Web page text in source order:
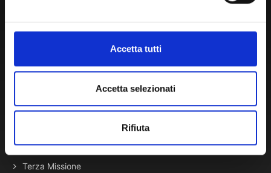
Accetta tutti
Accetta selezionati
Rifiuta
Atti di Notifica
Autovalutazione, valutazione e accr.
Nucleo di Valutazione
Bacheca di Ateneo - Bandi e Concorsi
Gare Telematiche (U-Buy) ed Elenco Operatori Economici
Terza Missione